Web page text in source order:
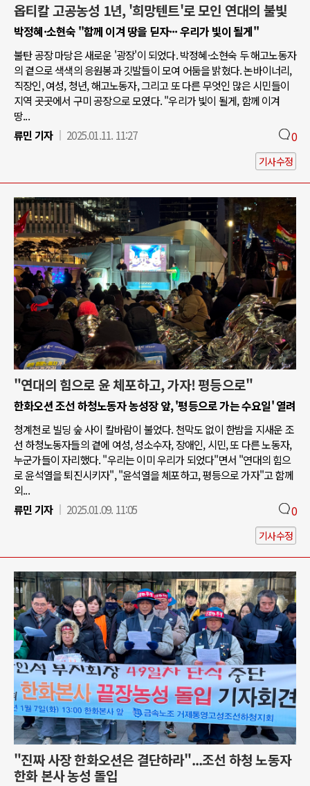
옵티칼 고공농성 1년, '희망텐트'로 모인 연대의 불빛
박정혜·소현숙 "함께 이겨 땅을 딛자··· 우리가 빛이 될게"
불탄 공장 마당은 새로운 '광장'이 되었다. 박정혜·소현숙 두 해고노동자
의 곁으로 색색의 응원봉과 깃발들이 모여 어둠을 밝혔다. 논바이너리,
직장인, 여성, 청년, 해고노동자, 그리고 또 다른 무엇인 많은 시민들이
지역 곳곳에서 구미 공장으로 모였다. "우리가 빛이 될게, 함께 이겨
땅...
류민 기자
2025.01.11. 11:27 0
기사수정
"연대의 힘으로 윤 체포하고, 가자! 평등으로"
한화오션 조선 하청노동자 농성장 앞, '평등으로 가는 수요일' 열려
청계천로 빌딩 숲 사이 칼바람이 불었다. 천막도 없이 한밤을 지새운 조
선 하청노동자들의 곁에 여성, 성소수자, 장애인, 시민, 또 다른 노동자,
누군가들이 자리했다. "우리는 이미 우리가 되었다"면서 "연대의 힘으
로 윤석열을 퇴진시키자", "윤석열을 체포하고, 평등으로 가자"고 함께
외...
류민 기자
2025.01.09. 11:05 0
기사수정
"진짜 사장 한화오션은 결단하라"...조선 하청 노동자
한화 본사 농성 돌입